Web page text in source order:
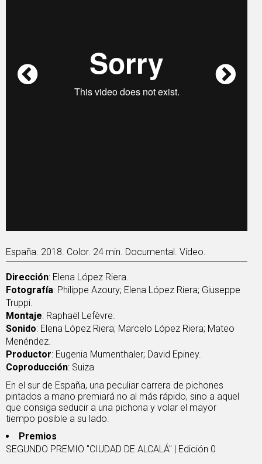
España. 2018. Color. 24 min. Documental. Vídeo.
Dirección: Elena López Riera.
Fotografía: Philippe Azoury; Elena López Riera; Giuseppe
Truppi.
Montaje: Raphaël Lefèvre.
Sonido: Elena López Riera; Marcelo López Riera; Mateo
Menéndez.
Productor: Eugenia Mumenthaler; David Epiney.
Coproducción: Suiza
En el sur de España, una peculiar carrera de pichones
pintados a mano premiará no al más rápido, sino a aquel
que consiga seducir a una pichona y volar el mayor
tiempo posible a su lado.
Premios
SEGUNDO PREMIO "CIUDAD DE ALCALÁ" | Edición 0